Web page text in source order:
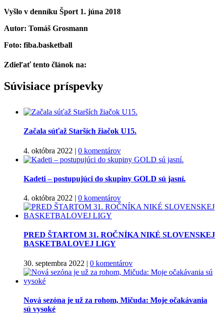
Vyšlo v denníku Šport 1. júna 2018
Autor: Tomáš Grosmann
Foto: fiba.basketball
Zdieľať tento článok na:
Facebook
Twitter
Súvisiace príspevky
Začala súťaž Starších žiačok U15.
4. októbra 2022 | 0 komentárov
Kadeti – postupujúci do skupiny GOLD sú jasní.
4. októbra 2022 | 0 komentárov
PRED ŠTARTOM 31. ROČNÍKA NIKÉ SLOVENSKEJ
BASKETBALOVEJ LIGY
30. septembra 2022 | 0 komentárov
Nová sezóna je už za rohom, Mičuda: Moje očakávania
sú vysoké